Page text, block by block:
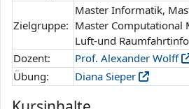
Zielgruppe:
Master Informatik,
Master Computational
Luft-und
Dozent:
Prof. Alexander Wolff
Übung:
Diana Sieper